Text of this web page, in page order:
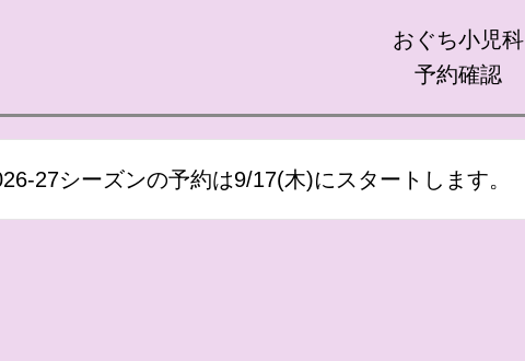
おぐち小児科
予約確認
27シーズンの予約は9/17(木)にスタートします。